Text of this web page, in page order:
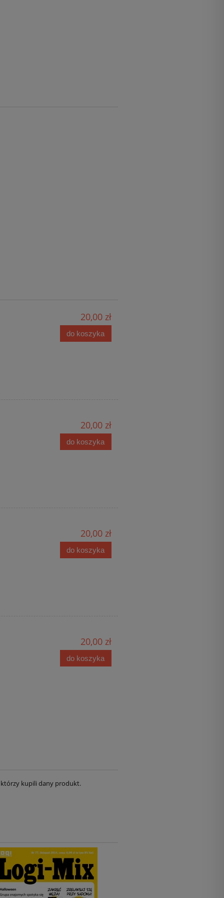
20,00 zł
do koszyka
20,00 zł
do koszyka
20,00 zł
do koszyka
20,00 zł
do koszyka
kupili dany produkt.